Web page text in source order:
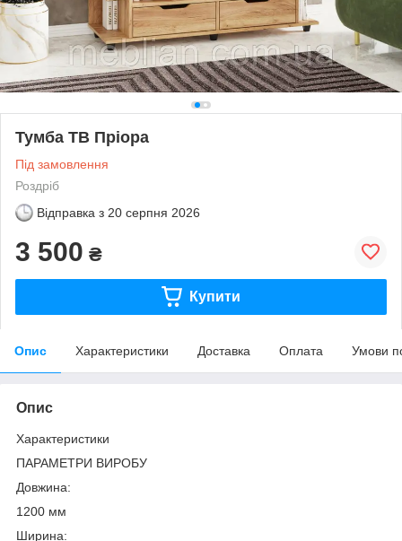
Тумба ТВ Пріора
Під замовлення
Роздріб
Відправка з 20 серпня 2026
3 500 ₴
Купити
Опис Характеристики Доставка Оплата Умови
Опис
Характеристики
ПАРАМЕТРИ ВИРОБУ
Довжина:
1200 мм
Ширина: